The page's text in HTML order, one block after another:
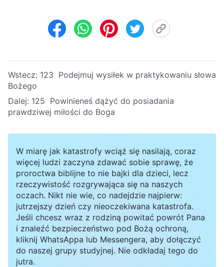
Wstecz: 123 Podejmuj wysiłek w praktykowaniu słowa
Bożego
Dalej: 125 Powinieneś dążyć do posiadania
prawdziwej miłości do Boga
W miarę jak katastrofy wciąż się nasilają, coraz
więcej ludzi zaczyna zdawać sobie sprawę, że
proroctwa biblijne to nie bajki dla dzieci, lecz
rzeczywistość rozgrywająca się na naszych
oczach. Nikt nie wie, co nadejdzie najpierw:
jutrzejszy dzień czy nieoczekiwana katastrofa.
Jeśli chcesz wraz z rodziną powitać powrót Pana
i znaleźć bezpieczeństwo pod Bożą ochroną,
kliknij WhatsAppa lub Messengera, aby dołączyć
do naszej grupy studyjnej. Nie odkładaj tego do
jutra.